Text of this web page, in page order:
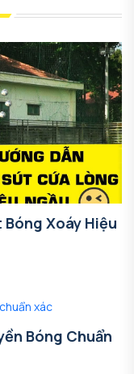
Xoáy Hiệu
Bóng Chuẩn